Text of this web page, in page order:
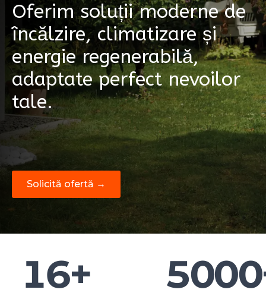
Oferim soluții moderne de
încălzire, climatizare și
energie regenerabilă,
adaptate perfect nevoilor
tale.
Solicită ofertă →
16+ 5000